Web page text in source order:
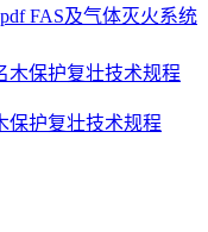
FAS及气体灭火系统
保护复壮技术规程